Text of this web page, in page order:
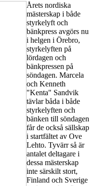
Årets nordiska
mästerskap i både
styrkelyft och
bänkpress avgörs nu
i helgen i Örebro,
styrkelyften på
lördagen och
bänkpressen på
söndagen. Marcela
och Kenneth
"Kenta" Sandvik
tävlar båda i både
styrkelyften och
bänken till söndagen
får de också sällskap
i startfältet av Ove
Lehto. Tyvärr så är
antalet deltagare i
dessa mästerskap
inte särskilt stort,
Finland och Sverige